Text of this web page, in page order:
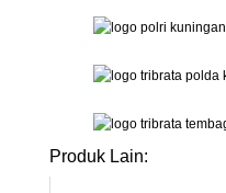
Produk Lain: